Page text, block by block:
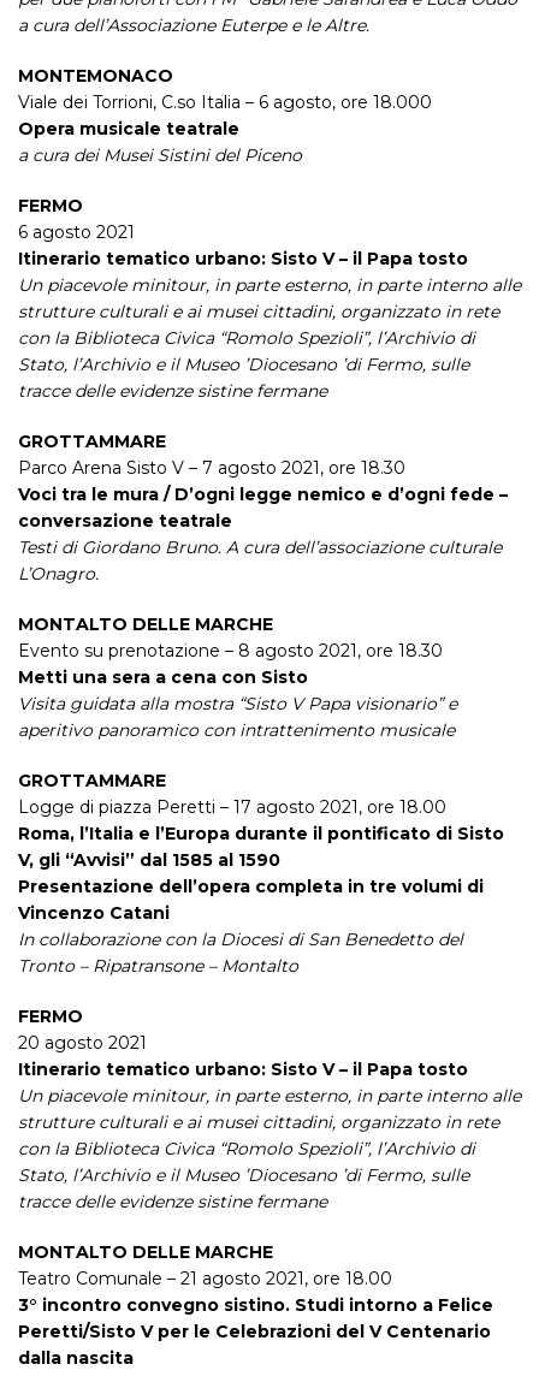
a cura dell’Associazione Euterpe e le Altre.
MONTEMONACO
Viale dei Torrioni, C.so Italia – 6 agosto, ore 18.000
Opera musicale teatrale
a cura dei Musei Sistini del Piceno
FERMO
6 agosto 2021
Itinerario tematico urbano: Sisto V – il Papa tosto
Un piacevole minitour, in parte esterno, in parte interno alle
strutture culturali e ai musei cittadini, organizzato in rete
con la Biblioteca Civica “Romolo Spezioli”, l’Archivio di
Stato, l’Archivio e il Museo ’Diocesano ’di Fermo, sulle
tracce delle evidenze sistine fermane
GROTTAMMARE
Parco Arena Sisto V – 7 agosto 2021, ore 18.30
Voci tra le mura / D’ogni legge nemico e d’ogni fede –
conversazione teatrale
Testi di Giordano Bruno. A cura dell’associazione culturale
L’Onagro.
MONTALTO DELLE MARCHE
Evento su prenotazione – 8 agosto 2021, ore 18.30
Metti una sera a cena con Sisto
Visita guidata alla mostra “Sisto V Papa visionario” e
aperitivo panoramico con intrattenimento musicale
GROTTAMMARE
Logge di piazza Peretti – 17 agosto 2021, ore 18.00
Roma, l’Italia e l’Europa durante il pontificato di Sisto
V, gli “Avvisi” dal 1585 al 1590
Presentazione dell’opera completa in tre volumi di
Vincenzo Catani
In collaborazione con la Diocesi di San Benedetto del
Tronto – Ripatransone – Montalto
FERMO
20 agosto 2021
Itinerario tematico urbano: Sisto V – il Papa tosto
Un piacevole minitour, in parte esterno, in parte interno alle
strutture culturali e ai musei cittadini, organizzato in rete
con la Biblioteca Civica “Romolo Spezioli”, l’Archivio di
Stato, l’Archivio e il Museo ’Diocesano ’di Fermo, sulle
tracce delle evidenze sistine fermane
MONTALTO DELLE MARCHE
Teatro Comunale – 21 agosto 2021, ore 18.00
3° incontro convegno sistino. Studi intorno a Felice
Peretti/Sisto V per le Celebrazioni del V Centenario
dalla nascita